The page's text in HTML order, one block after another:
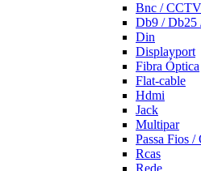
Bnc / CCTV
Db9 / Db25
Din
Displayport
Fibra Óptica
Flat-cable
Hdmi
Jack
Multipar
Passa Fios /
Rcas
Rede